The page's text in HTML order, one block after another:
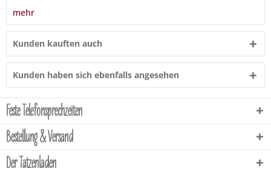
mehr
Kunden kauften auch
Kunden haben sich ebenfalls angesehen
Feste Telefonsprechzeiten
Bestellung & Versand
Der Tatzenladen